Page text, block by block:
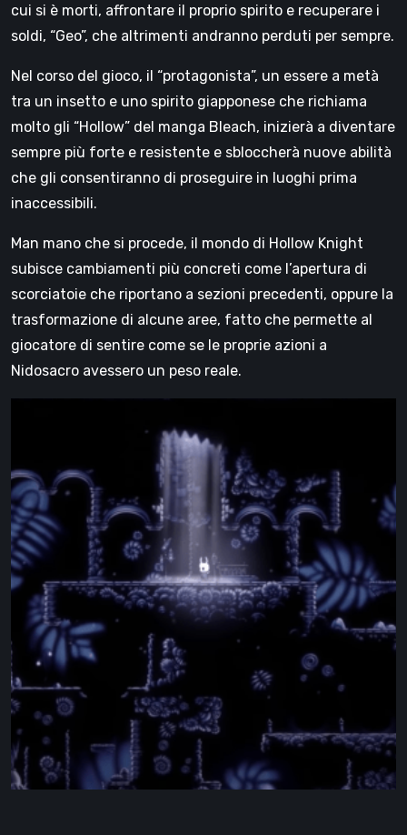
cui si è morti, affrontare il proprio spirito e recuperare i
soldi, “Geo”, che altrimenti andranno perduti per sempre.
Nel corso del gioco, il “protagonista”, un essere a metà
tra un insetto e uno spirito giapponese che richiama
molto gli “Hollow” del manga Bleach, inizierà a diventare
sempre più forte e resistente e sbloccherà nuove abilità
che gli consentiranno di proseguire in luoghi prima
inaccessibili.
Man mano che si procede, il mondo di Hollow Knight
subisce cambiamenti più concreti come l’apertura di
scorciatoie che riportano a sezioni precedenti, oppure la
trasformazione di alcune aree, fatto che permette al
giocatore di sentire come se le proprie azioni a
Nidosacro avessero un peso reale.